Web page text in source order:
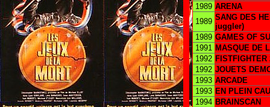
1989 ARENA
1989 SANG DES
juggler)
1989 GAMES OF
1991 MASQUE DE
1992
1992 JOUETS
1993 ARCADE
1993 EN PLEIN
1994 BRAINSCAN